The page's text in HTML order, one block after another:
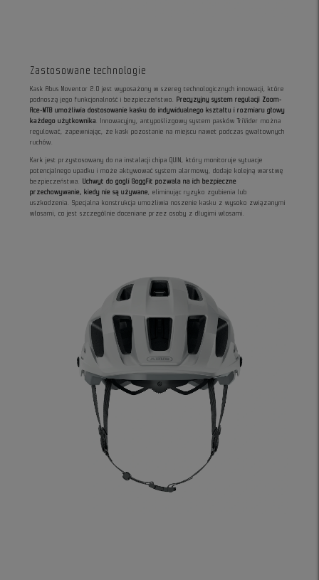
Zastosowane technologie
Kask Abus Moventor 2.0 jest wyposażony w szereg technologicznych innowacji, które
podnoszą jego funkcjonalność i bezpieczeństwo. Precyzyjny system regulacji Zoom-
Ace-MTB umożliwia dostosowanie kasku do indywidualnego kształtu i rozmiaru głowy
każdego użytkownika. Innowacyjny, antypoślizgowy system pasków TriVider można
regulować, zapewniając, że kask pozostanie na miejscu nawet podczas gwałtownych
ruchów.
Kark jest przystosowany do na instalacji chipa QUIN, który monitoruje sytuacje
potencjalnego upadku i może aktywować system alarmowy, dodaje kolejną warstwę
bezpieczeństwa.Uchwyt do gogli GoggFit pozwala na ich bezpieczne
przechowywanie, kiedy nie są używane, eliminując ryzyko zgubienia lub
uszkodzenia. Specjalna konstrukcja umożliwia noszenie kasku z wysoko związanymi
włosami, co jest szczególnie doceniane przez osoby z długimi włosami.